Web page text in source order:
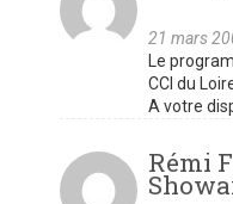
21 mars
Le
CCI du
A votre
Rémi